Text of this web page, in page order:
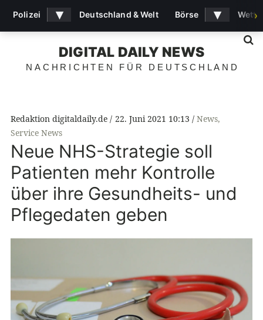
DIGITAL DAILY NEWS
NACHRICHTEN FÜR DEUTSCHLAND
Redaktion digitaldaily.de 22. Juni 2021 10:13 News,
Service News
Neue NHS-Strategie soll
Patienten mehr Kontrolle
über ihre Gesundheits- und
Pflegedaten geben
Polizei ▾ Deutschland & Welt Börse ▾ ›